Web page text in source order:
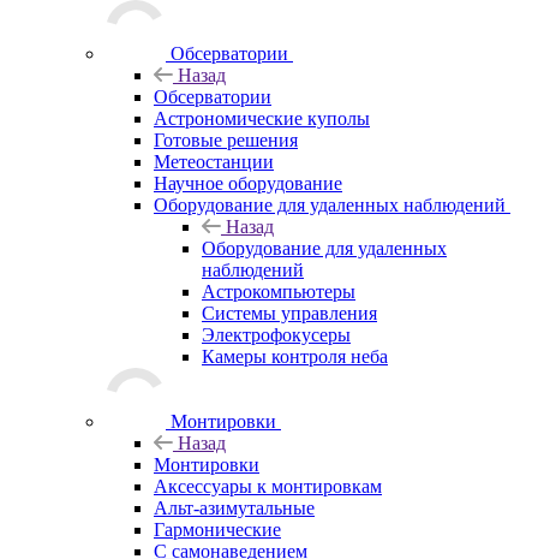
Обсерватории
Назад
Обсерватории
Астрономические куполы
Готовые решения
Метеостанции
Научное оборудование
Оборудование для удаленных наблюдений
Назад
Оборудование для удаленных
наблюдений
Астрокомпьютеры
Системы управления
Электрофокусеры
Камеры контроля неба
Монтировки
Назад
Монтировки
Аксессуары к монтировкам
Альт-азимутальные
Гармонические
С самонаведением